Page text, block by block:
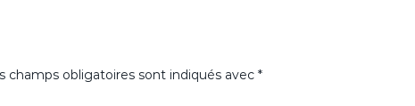
champs obligatoires sont indiqués avec *